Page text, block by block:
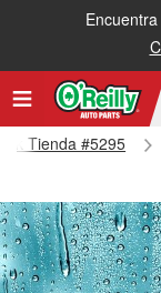
Tienda #5295